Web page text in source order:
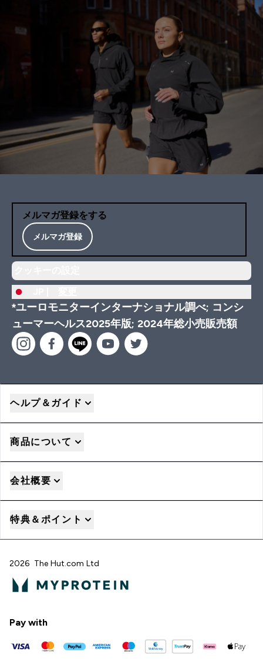
メルマガ登録をする
メルマガ登録
*ユーロモニターインターナショナル調べ; コンシ
ューマーヘルス2025年版; 2024年総小売販売額
ヘルプ＆ガイド
商品について
会社概要
特典＆ポイント
2026 The Hut.com Ltd
Pay with